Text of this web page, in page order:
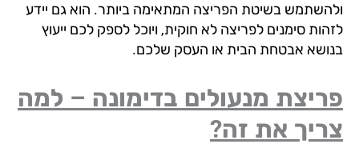
בשיטת הפריצה המתאימה ביותר. הוא גם יידע
סימנים לפריצה לא חוקית, ויוכל לספק לכם ייעוץ
אבטחת הבית או העסק שלכם.
מנעולים בדימונה – למה
את זה?